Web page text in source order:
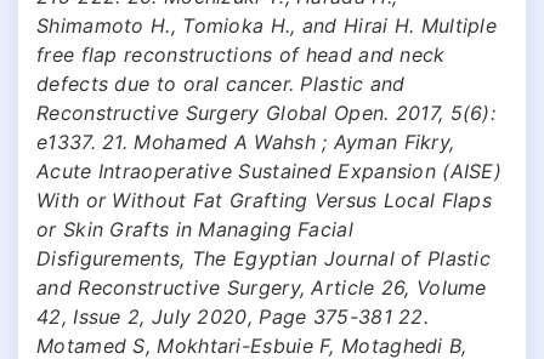
Shimamoto H., Tomioka H., and Hirai H. Multiple
free flap reconstructions of head and neck
defects due to oral cancer. Plastic and
Reconstructive Surgery Global Open. 2017, 5(6):
e1337. 21. Mohamed A Wahsh ; Ayman Fikry,
Acute Intraoperative Sustained Expansion (AISE)
With or Without Fat Grafting Versus Local Flaps
or Skin Grafts in Managing Facial
Disfigurements, The Egyptian Journal of Plastic
and Reconstructive Surgery, Article 26, Volume
42, Issue 2, July 2020, Page 375-381 22.
Motamed S, Mokhtari-Esbuie F, Motaghedi B,